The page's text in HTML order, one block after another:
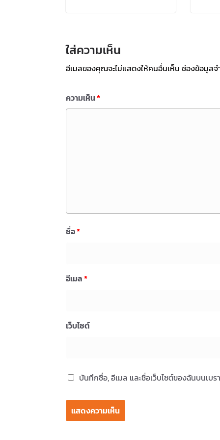
ใส่ความเห็น
อีเมลของคุณจะไม่แสดงให้คนอื่นเห็น ช่องข้อมูลจ
ความเห็น*
ชื่อ*
อีเมล*
เว็บไซต์
บันทึกชื่อ, อีเมล และชื่อเว็บไซต์ของฉันบนเบ